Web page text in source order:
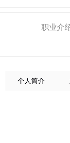
职业介
个人简介